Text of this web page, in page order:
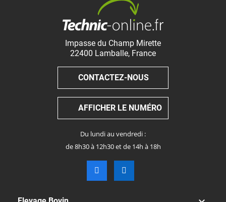
Impasse du Champ Mirette
22400 Lamballe, France
CONTACTEZ-NOUS
AFFICHER LE NUMÉRO
Du lundi au vendredi :
de 8h30 à 12h30 et de 14h à 18h